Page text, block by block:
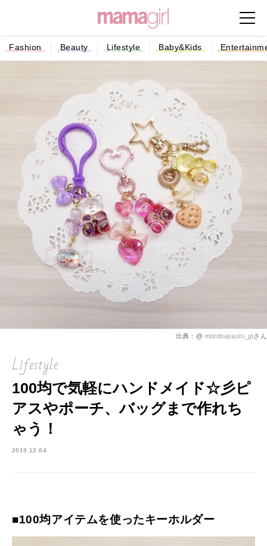
Fashion Beauty Lifestyle Baby&Kids
出典：@ motobayashi_jpさん
Lifestyle
100均で気軽にハンドメイド☆彡ピ
アスやポーチ、バッグまで作れち
ゃう！
2019.12.04
■100均アイテムを使ったキーホルダー